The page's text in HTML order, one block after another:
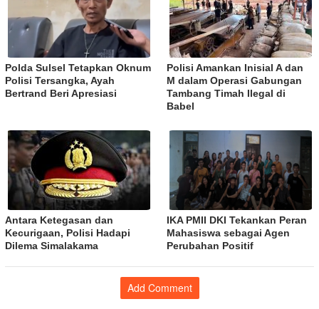
Polda Sulsel Tetapkan Oknum
Polisi Tersangka, Ayah
Bertrand Beri Apresiasi
Polisi Amankan Inisial A dan
M dalam Operasi Gabungan
Tambang Timah Ilegal di
Babel
Antara Ketegasan dan
Kecurigaan, Polisi Hadapi
Dilema Simalakama
IKA PMII DKI Tekankan Peran
Mahasiswa sebagai Agen
Perubahan Positif
Add Comment